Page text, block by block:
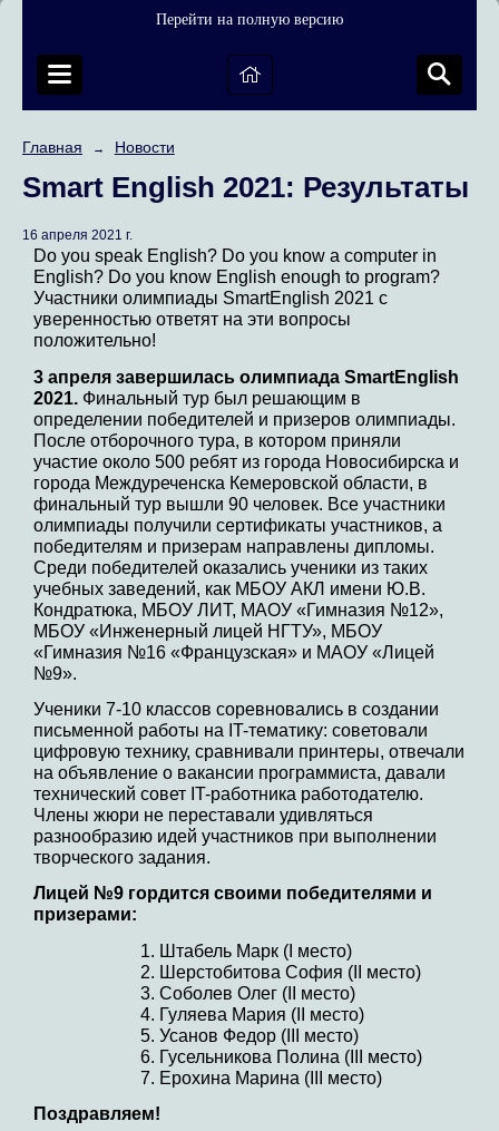
Перейти на полную версию
Главная → Новости
Smart English 2021: Результаты
16 апреля 2021 г.
Do you speak English? Do you know a computer in
English? Do you know English enough to program?
Участники олимпиады SmartEnglish 2021 с
уверенностью ответят на эти вопросы
положительно!
3 апреля завершилась олимпиада SmartEnglish
2021. Финальный тур был решающим в
определении победителей и призеров олимпиады.
После отборочного тура, в котором приняли
участие около 500 ребят из города Новосибирска и
города Междуреченска Кемеровской области, в
финальный тур вышли 90 человек. Все участники
олимпиады получили сертификаты участников, а
победителям и призерам направлены дипломы.
Среди победителей оказались ученики из таких
учебных заведений, как МБОУ АКЛ имени Ю.В.
Кондратюка, МБОУ ЛИТ, МАОУ «Гимназия №12»,
МБОУ «Инженерный лицей НГТУ», МБОУ
«Гимназия №16 «Французская» и МАОУ «Лицей
№9».
Ученики 7-10 классов соревновались в создании
письменной работы на IT-тематику: советовали
цифровую технику, сравнивали принтеры, отвечали
на объявление о вакансии программиста, давали
технический совет IT-работника работодателю.
Члены жюри не переставали удивляться
разнообразию идей участников при выполнении
творческого задания.
Лицей №9 гордится своими победителями и
призерами:
Штабель Марк (I место)
Шерстобитова София (II место)
Соболев Олег (II место)
Гуляева Мария (II место)
Усанов Федор (III место)
Гусельникова Полина (III место)
Ерохина Марина (III место)
Поздравляем!